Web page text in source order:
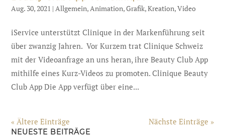
Aug. 30, 2021 |Allgemein,Animation,Grafik,Kreation,Video
iService unterstützt Clinique in der Markenführung seit
über zwanzig Jahren. Vor Kurzem trat Clinique Schweiz
mit der Videoanfrage an uns heran, ihre Beauty Club App
mithilfe eines Kurz-Videos zu promoten. Clinique Beauty
Club App Die App verfügt über eine...
« Ältere Einträge Nächste Einträge »
NEUESTE BEITRÄGE